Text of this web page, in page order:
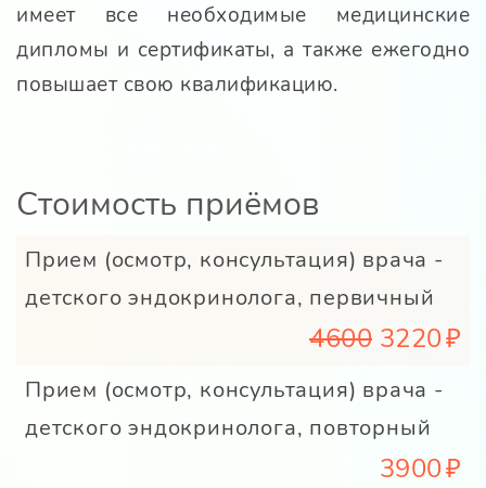
имеет все необходимые медицинские
дипломы и сертификаты, а также ежегодно
повышает свою квалификацию.
Стоимость приёмов
Прием (осмотр, консультация) врача -
детского эндокринолога, первичный
4600 3220
Прием (осмотр, консультация) врача -
детского эндокринолога, повторный
3900